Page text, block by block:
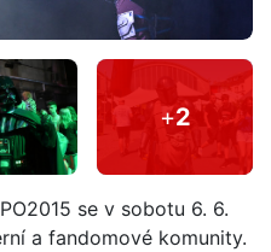
+2
se v sobotu 6. 6.
a fandomové komunity.